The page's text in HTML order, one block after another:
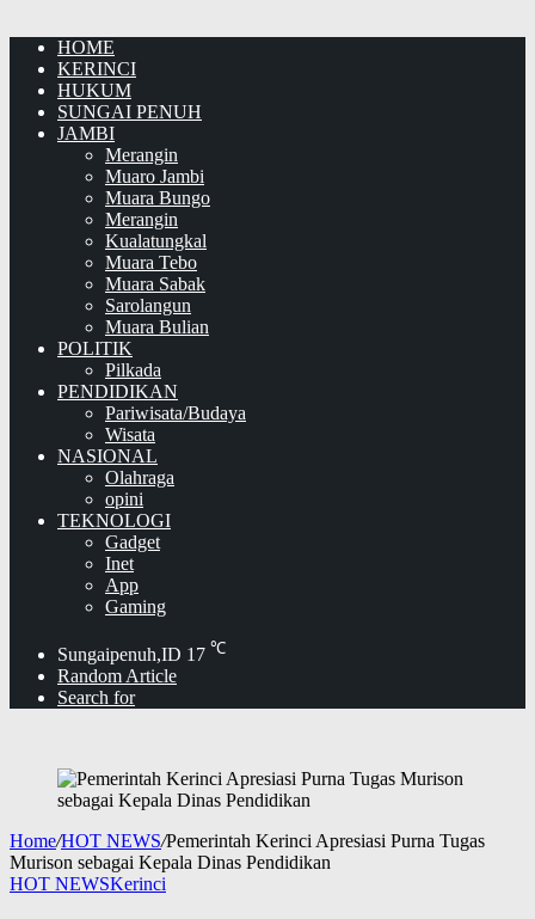
HOME
KERINCI
HUKUM
SUNGAI PENUH
JAMBI
Merangin
Muaro Jambi
Muara Bungo
Merangin
Kualatungkal
Muara Tebo
Muara Sabak
Sarolangun
Muara Bulian
POLITIK
Pilkada
PENDIDIKAN
Pariwisata/Budaya
Wisata
NASIONAL
Olahraga
opini
TEKNOLOGI
Gadget
Inet
App
Gaming
Sungaipenuh,ID 17 ℃
Random Article
Search for
Home/HOT NEWS/Pemerintah Kerinci Apresiasi Purna Tugas
Murison sebagai Kepala Dinas Pendidikan
HOT NEWSKerinci